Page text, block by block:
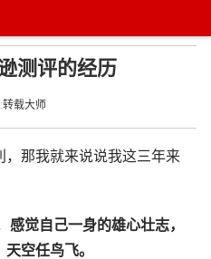
测评的经历
转载大师
，那我就来说说我这三年来
感觉自己一身的雄心壮志，
空任鸟飞。